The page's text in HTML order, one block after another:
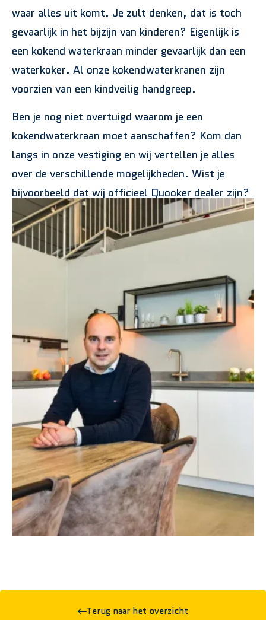
waar alles uit komt. Je zult denken, dat is toch
gevaarlijk in het bijzijn van kinderen? Eigenlijk is
een kokend waterkraan minder gevaarlijk dan een
waterkoker. Al onze kokendwaterkranen zijn
voorzien van een kindveilig handgreep.
Ben je nog niet overtuigd waarom je een
kokendwaterkraan moet aanschaffen? Kom dan
langs in onze vestiging en wij vertellen je alles
over de verschillende mogelijkheden. Wist je
bijvoorbeeld dat wij officieel Quooker dealer zijn?
Terug naar het overzicht